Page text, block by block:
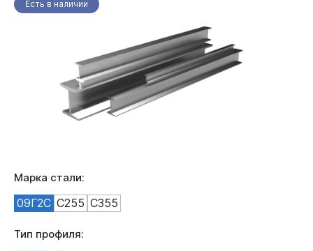
Есть в наличии
Марка стали:
09Г2С С255 С355
Тип профиля: